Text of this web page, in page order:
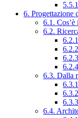
6. Progettazione
6.1.
6.2.
6.3. Dalla
6.4.